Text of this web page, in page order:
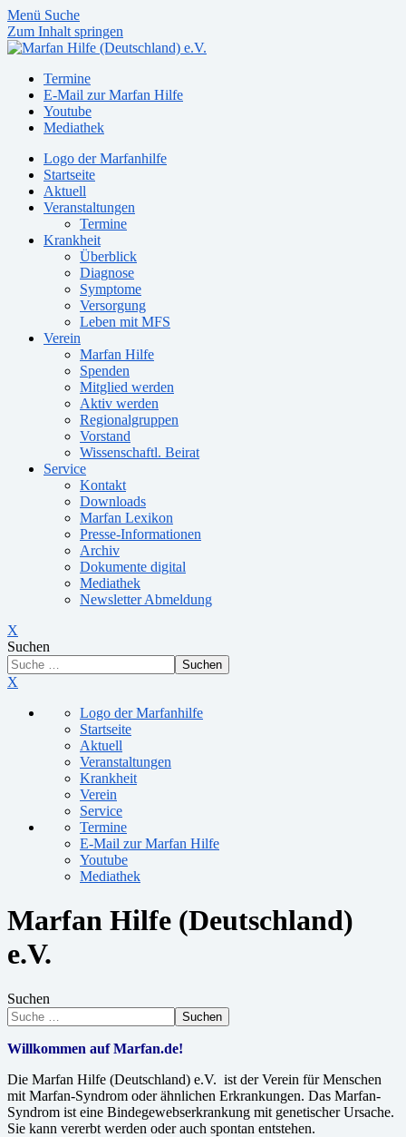
Menü Suche
Zum Inhalt springen
Termine
E-Mail zur Marfan Hilfe
Youtube
Mediathek
Logo der Marfanhilfe
Startseite
Aktuell
Veranstaltungen
Termine
Krankheit
Überblick
Diagnose
Symptome
Versorgung
Leben mit MFS
Verein
Marfan Hilfe
Spenden
Mitglied werden
Aktiv werden
Regionalgruppen
Vorstand
Wissenschaftl. Beirat
Service
Kontakt
Downloads
Marfan Lexikon
Presse-Informationen
Archiv
Dokumente digital
Mediathek
Newsletter Abmeldung
X
Suchen
Suchen
X
Logo der Marfanhilfe
Startseite
Aktuell
Veranstaltungen
Krankheit
Verein
Service
Termine
E-Mail zur Marfan Hilfe
Youtube
Mediathek
Marfan Hilfe (Deutschland)
e.V.
Suchen
Suchen
Willkommen auf Marfan.de!
Die Marfan Hilfe (Deutschland) e.V. ist der Verein für Menschen
mit Marfan-Syndrom oder ähnlichen Erkrankungen. Das Marfan-
Syndrom ist eine Bindegewebserkrankung mit genetischer Ursache.
Sie kann vererbt werden oder auch spontan entstehen.